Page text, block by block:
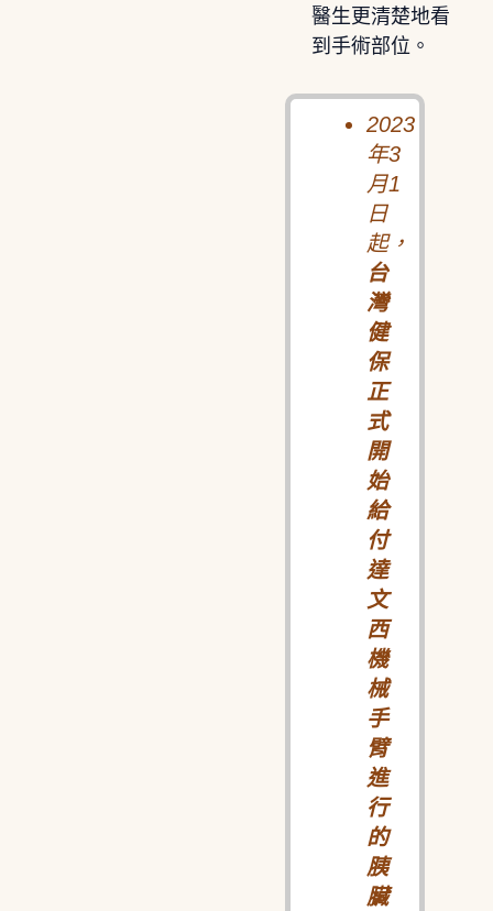
醫生更清楚地看
到手術部位。
2023
年3
月1
日
起，
台
灣
健
保
正
式
開
始
給
付
達
文
西
機
械
手
臂
進
行
的
胰
臟